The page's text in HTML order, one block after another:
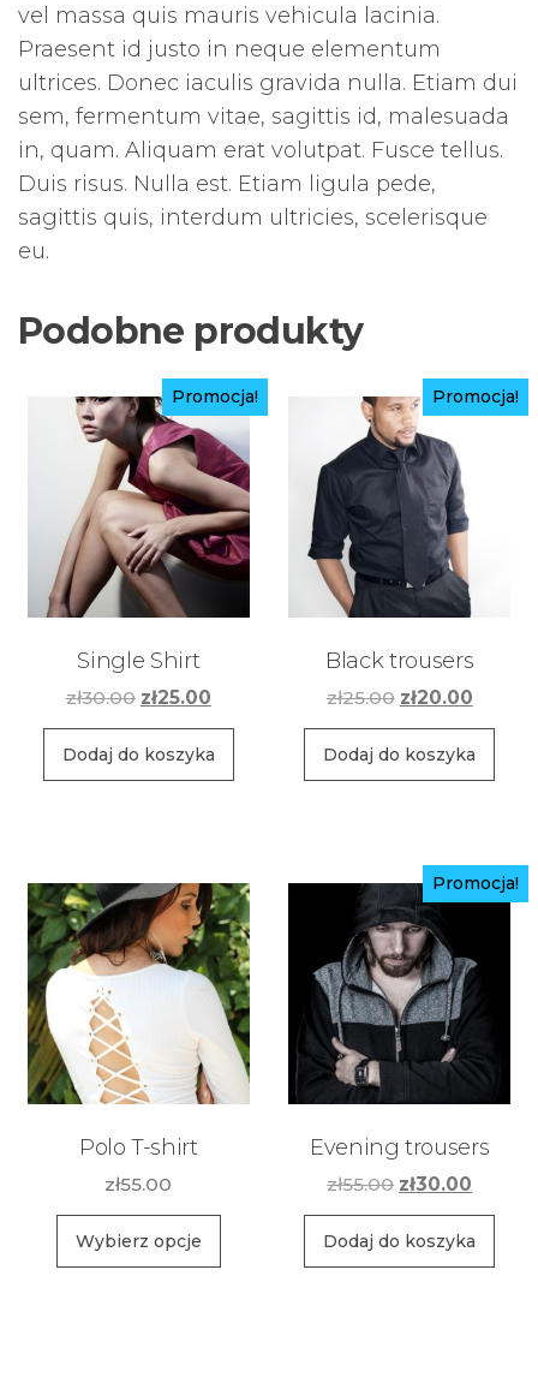
vel massa quis mauris vehicula lacinia.
Praesent id justo in neque elementum
ultrices. Donec iaculis gravida nulla. Etiam dui
sem, fermentum vitae, sagittis id, malesuada
in, quam. Aliquam erat volutpat. Fusce tellus.
Duis risus. Nulla est. Etiam ligula pede,
sagittis quis, interdum ultricies, scelerisque
eu.
Podobne produkty
Promocja!
Single Shirt
zł30.00 Pierwotna
cena
wynosiła:
zł30.00.
zł25.00Aktualna
cena
wynosi:
zł25.00.
Dodaj do koszyka
Promocja!
Black trousers
zł25.00 Pierwotna
cena
wynosiła:
zł25.00.
zł20.00
cena
Dodaj do koszyka
Polo T-shirt
zł55.00
Wybierz opcje
Ten
Promocja!
Evening trousers
zł55.00 Pierwotna
cena
wynosiła:
zł55.00.
zł30.00
cena
Dodaj do koszyka